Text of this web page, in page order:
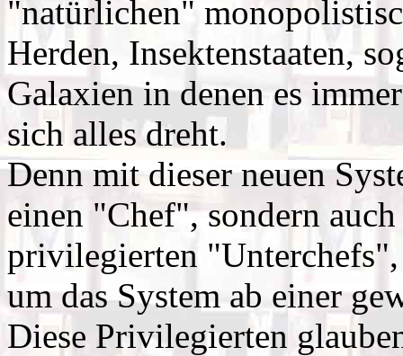
"natürlichen"
Herden, Insektenstaaten,
Galaxien in denen es
sich alles dreht.
Denn mit dieser neuen
einen "Chef", sondern
privilegierten
um das System ab einer
Diese Privilegierten